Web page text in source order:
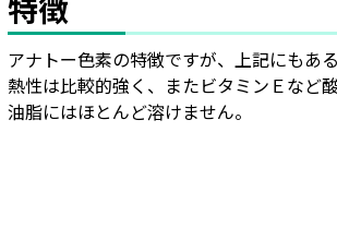
特徴
アナトー色素の特徴ですが、上記にもあ
熱性は比較的強く、またビタミンＥなど
油脂にはほとんど溶けません。